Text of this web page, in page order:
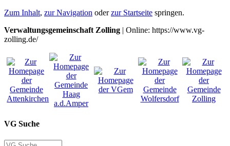
Zum Inhalt, zur Navigation oderzur Startseite springen.
Verwaltungsgemeinschaft Zolling | Online: https://www.vg-
zolling.de/
VG Suche